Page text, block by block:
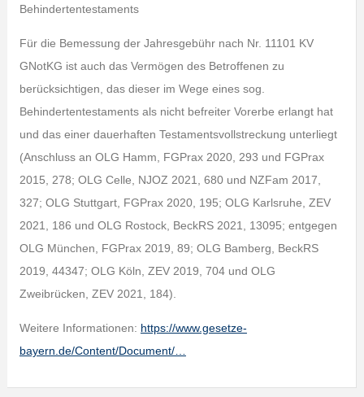
Behindertentestaments
Für die Bemessung der Jahresgebühr nach Nr. 11101 KV
GNotKG ist auch das Vermögen des Betroffenen zu
berücksichtigen, das dieser im Wege eines sog.
Behindertentestaments als nicht befreiter Vorerbe erlangt hat
und das einer dauerhaften Testamentsvollstreckung unterliegt
(Anschluss an OLG Hamm, FGPrax 2020, 293 und FGPrax
2015, 278; OLG Celle, NJOZ 2021, 680 und NZFam 2017,
327; OLG Stuttgart, FGPrax 2020, 195; OLG Karlsruhe, ZEV
2021, 186 und OLG Rostock, BeckRS 2021, 13095; entgegen
OLG München, FGPrax 2019, 89; OLG Bamberg, BeckRS
2019, 44347; OLG Köln, ZEV 2019, 704 und OLG
Zweibrücken, ZEV 2021, 184).
Weitere Informationen: https://www.gesetze-
bayern.de/Content/Document/…